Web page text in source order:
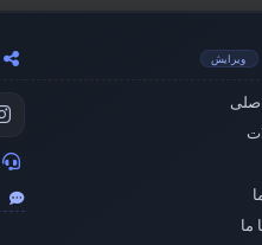
ویرایش
ما